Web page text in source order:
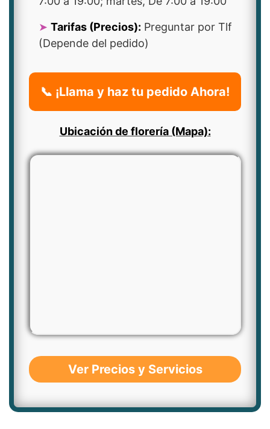
Tarifas (Precios): Preguntar por Tlf
(Depende del pedido)
📞 ¡Llama y haz tu pedido Ahora!
Ubicación de florería (Mapa):
Ver Precios y Servicios